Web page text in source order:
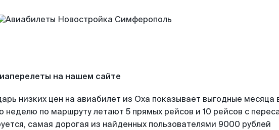
на нашем сайте
низких цен на авиабилет из Оха показывает выгодные месяца
неделю по маршруту летают 5 прямых рейсов и 10 рейсов с
самая дорогая из найденных пользователями 9000 рублей